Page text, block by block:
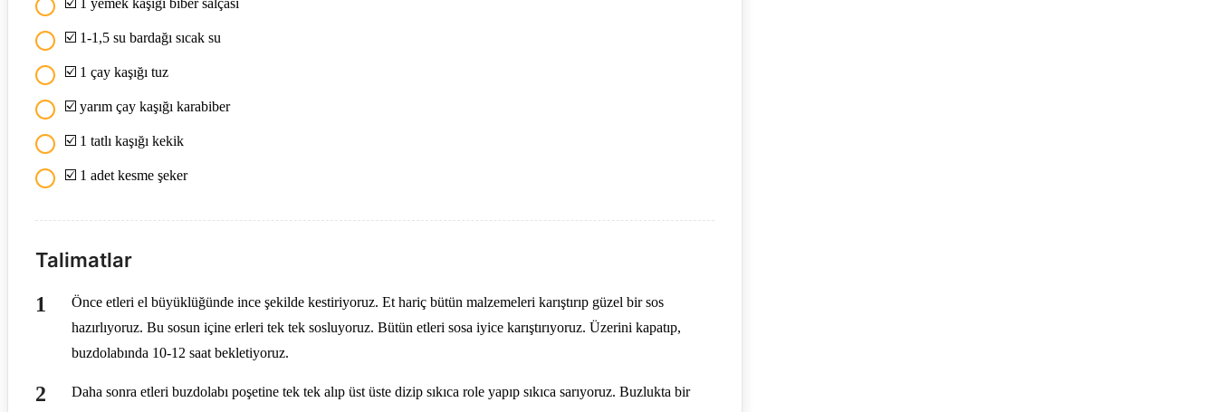
☑️ 1-1,5 su bardağı sıcak su
☑️ 1 çay kaşığı tuz
☑️ yarım çay kaşığı karabiber
☑️ 1 tatlı kaşığı kekik
☑️ 1 adet kesme şeker
Talimatlar
Önce etleri el büyüklüğünde ince şekilde kestiriyoruz. Et hariç bütün malzemeleri karıştırıp güzel bir sos
hazırlıyoruz. Bu sosun içine erleri tek tek sosluyoruz. Bütün etleri sosa iyice karıştırıyoruz. Üzerini kapatıp,
buzdolabında 10-12 saat bekletiyoruz.
Daha sonra etleri buzdolabı poşetine tek tek alıp üst üste dizip sıkıca role yapıp sıkıca sarıyoruz. Buzlukta bir